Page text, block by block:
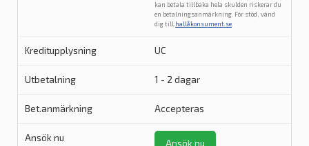
kan betala tillbaka hela skulden riskerar du
en betalningsanmärkning. För stöd, vänd
dig till hallåkonsument.se
UC
1 - 2 dagar
Accepteras
Ansök nu